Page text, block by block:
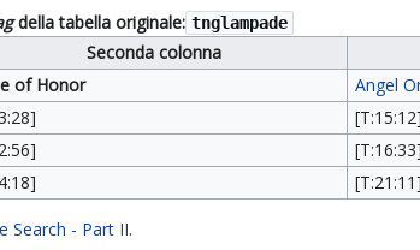
della tabella originale: tnglampade
Seconda colonna
of Honor
Angel
[T:15:12]
[T:16:33]
[T:21:11]
Search - Part II.